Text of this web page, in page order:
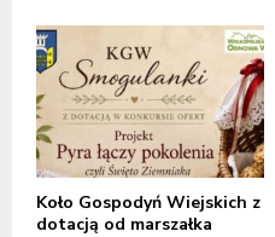
Koło Gospodyń Wiejskich z
dotacją od marszałka